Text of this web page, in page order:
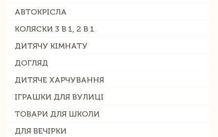
АВТОКРІСЛА
КОЛЯСКИ 3 В 1, 2 В 1
ДИТЯЧУ КІМНАТУ
ДОГЛЯД
ДИТЯЧЕ ХАРЧУВАННЯ
ІГРАШКИ ДЛЯ ВУЛИЦІ
ТОВАРИ ДЛЯ ШКОЛИ
ДЛЯ ВЕЧІРКИ